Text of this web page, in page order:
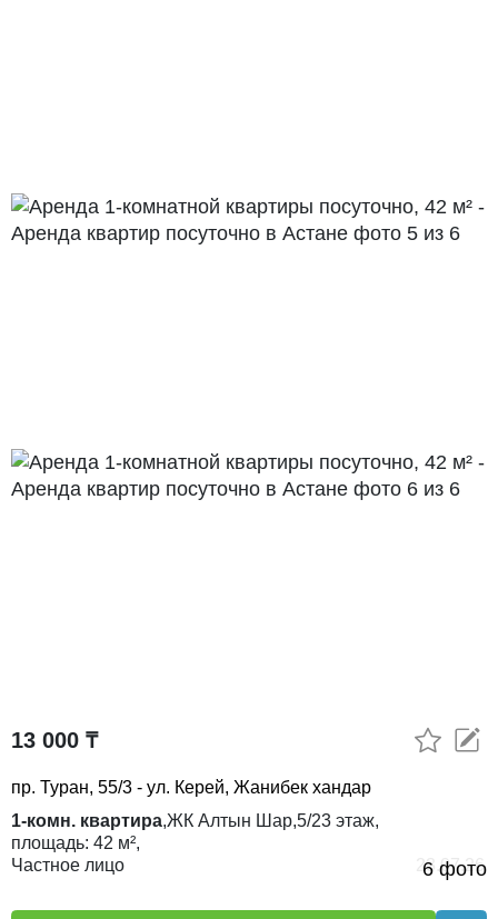
6 фото
13 000 ₸
пр. Туран, 55/3 - ул. Керей, Жанибек хандар
1-комн. квартира,ЖК Алтын Шар,5/23 этаж,
площадь: 42 м²,
Частное лицо
23.07.26